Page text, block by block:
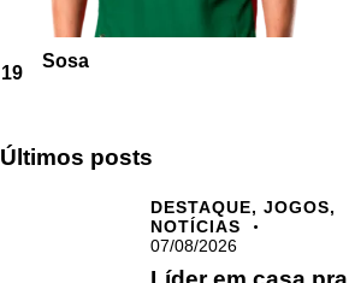
19
Sosa
Últimos posts
DESTAQUE,JOGOS,
NOTÍCIAS
07/08/2026